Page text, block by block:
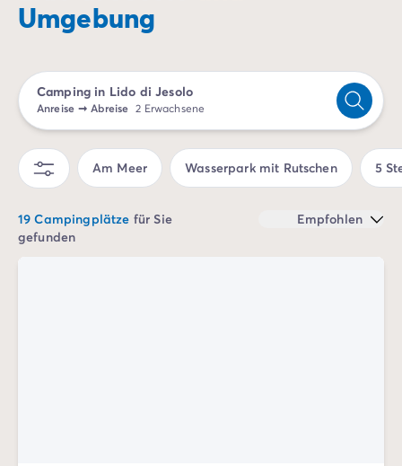
Campingplatz Rhône-Alpes
Campingplatz Ardèche
Campingplatz Savoie
Campingplatz Spanien
Campingplatz Kantabrien
Campingplatz Portugal
Campingplatz Algarve
Andere Reiseziele
Campingplatz Deutschland
Campingplatz Bayern
Umgebung
Camping in Lido di Jesolo
Anreise ➞ Abreise 2 Erwachsene
Am Meer Wasserpark mit Rutschen 5
19 Campingplätze für Sie
gefunden
Empfohlen